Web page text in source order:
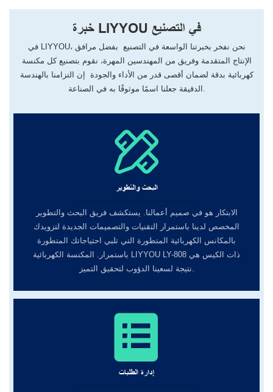
خبرة LIYYOU في التصنيع
في LIYYOU، نحن نفخر بخبرتنا الواسعة في التصنيع بفضل مرافق
الإنتاج المتقدمة وفريق من المهندسين المهرة، نقوم بتصنيع كل مكنسة
كهربائية بدقة لضمان أقصى قدر من الأداء والجودة إن التزامنا بالهندسة
الدقيقة جعلنا اسمًا موثوقًا به في الصناعة.
البحث والتطوير
الابتكار هو في صميم أعمالنا. يستكشف فريق البحث والتطوير
المخصص لدينا باستمرار التقنيات والتصميمات الجديدة لتزويدك
بالمكانس الكهربائية المتطورة التي تلبي احتياجاتك المتطورة
باستمرار. المكنسة الكهربائية LIYYOU LY-808 ذات الكيس هي
نتيجة لسعينا الدؤوب لتحقيق التميز.
إدارة الطلبات